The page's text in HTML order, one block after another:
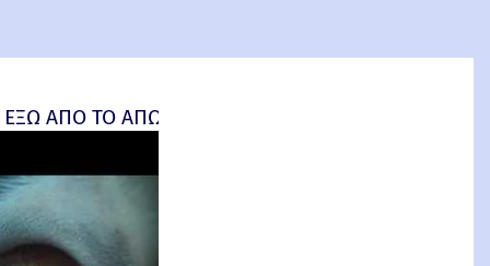
Brand New Day) Review
ΕΞΩ ΑΠΟ ΤΟ ΑΠΩΤΕΡΟ (Insidious: Out of the